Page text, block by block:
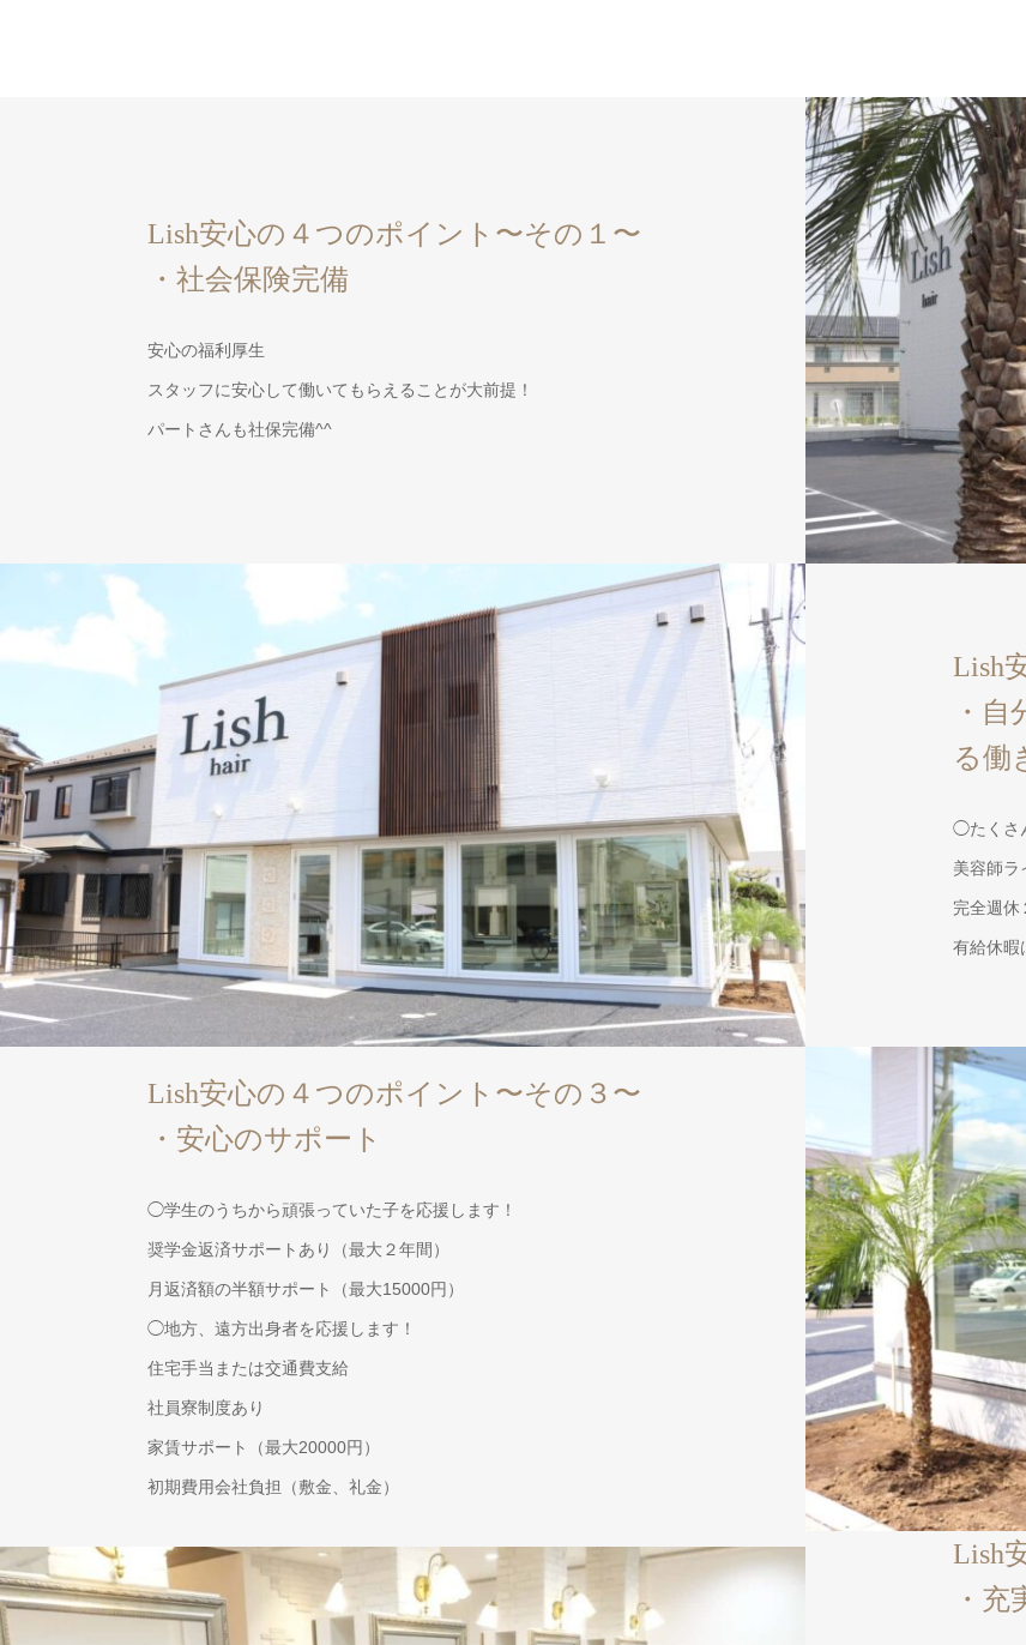
Lish安心の４つのポイント〜その１〜
・社会保険完備
安心の福利厚生
スタッフに安心して働いてもらえることが大前提！
パートさんも社保完備^^
Lish
・
る働
◯たくさ
美容師ラ
完全週休
有給休暇
Lish安心の４つのポイント〜その３〜
・安心のサポート
◯学生のうちから頑張っていた子を応援します！
奨学金返済サポートあり（最大２年間）
月返済額の半額サポート（最大15000円）
◯地方、遠方出身者を応援します！
住宅手当または交通費支給
社員寮制度あり
家賃サポート（最大20000円）
初期費用会社負担（敷金、礼金）
Lish
・